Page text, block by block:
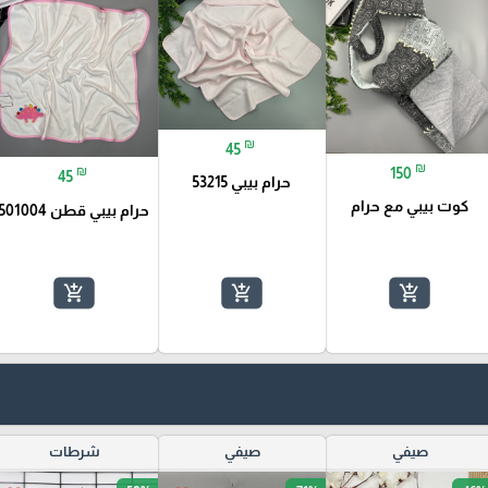
150 ₪
كوت بيبي مع حرام
add_shopping_cart
45 ₪
حرام بيبي 53215
add_shopping_cart
45 ₪
حرام بيبي قطن 501004
add_shopping_cart
صيفي صيفي شرطات